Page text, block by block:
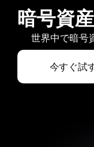
暗号資
世界中で暗号
今すぐ試